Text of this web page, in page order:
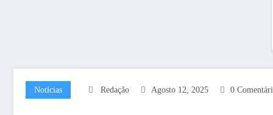
Notícias Redação Agosto 12, 2025 0